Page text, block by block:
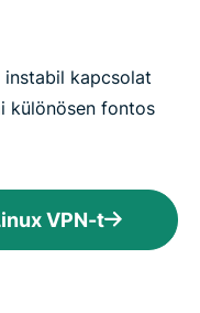
kapcsolat
különösen fontos
VPN-t